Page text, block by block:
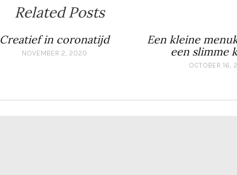
Related Posts
Creatief in coronatijd
NOVEMBER 2, 2020
Een kleine
een slimme
OCTOBER 16,